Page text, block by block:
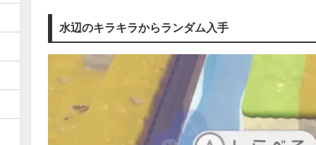
水辺のキラキラからランダム入手